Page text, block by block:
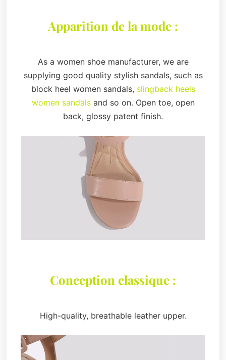
Apparition de la mode :
As a women shoe manufacturer, we are
supplying good quality stylish sandals, such as
block heel women sandals, slingback heels
women sandalsand so on. Open toe, open
back, glossy patent finish.
Conception classique :
High-quality, breathable leather upper.